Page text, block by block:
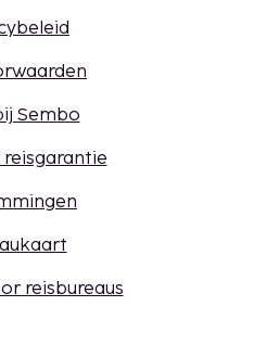
Sembo
reisgarantie
reisbureaus